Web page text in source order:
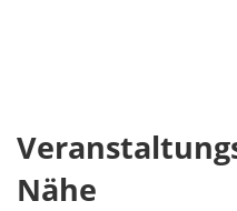
Nähe